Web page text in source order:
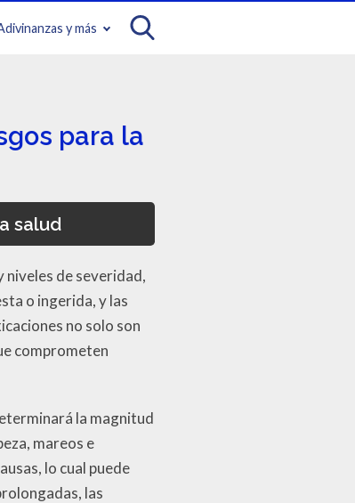
y más
para la
salud
niveles de severidad,
o ingerida, y las
no solo son
comprometen
la magnitud
mareos e
lo cual puede
las